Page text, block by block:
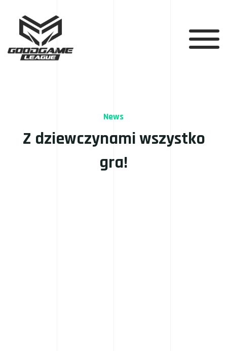
News
Z dziewczynami wszystko
gra!